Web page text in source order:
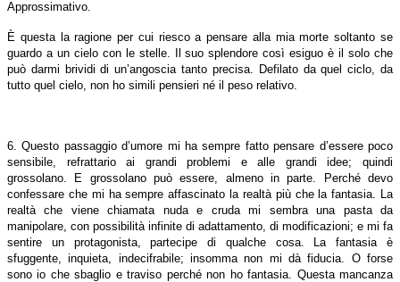
Approssimativo.
È questa la ragione per cui riesco a pensare alla mia morte soltanto se
guardo a un cielo con le stelle. Il suo splendore così esiguo è il solo che
può darmi brividi di un’angoscia tanto precisa. Defilato da quel ciclo, da
tutto quel cielo, non ho simili pensieri né il peso relativo.
6. Questo passaggio d’umore mi ha sempre fatto pensare d’essere poco
sensibile, refrattario ai grandi problemi e alle grandi idee; quindi
grossolano. E grossolano può essere, almeno in parte. Perché devo
confessare che mi ha sempre affascinato la realtà più che la fantasia. La
realtà che viene chiamata nuda e cruda mi sembra una pasta da
manipolare, con possibilità infinite di adattamento, di modificazioni; e mi fa
sentire un protagonista, partecipe di qualche cosa. La fantasia è
sfuggente, inquieta, indecifrabile; insomma non mi dà fiducia. O forse
sono io che sbaglio e traviso perché non ho fantasia. Questa mancanza